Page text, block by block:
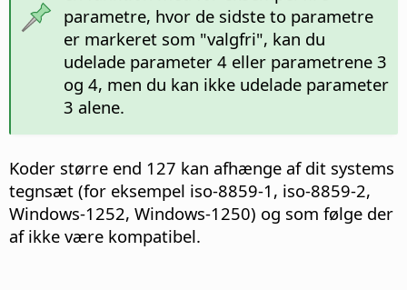
parametre, hvor de sidste to parametre
er markeret som "valgfri", kan du
udelade parameter 4 eller parametrene 3
og 4, men du kan ikke udelade parameter
3 alene.
Koder større end 127 kan afhænge af dit systems
tegnsæt (for eksempel iso-8859-1, iso-8859-2,
Windows-1252, Windows-1250) og som følge der
af ikke være kompatibel.